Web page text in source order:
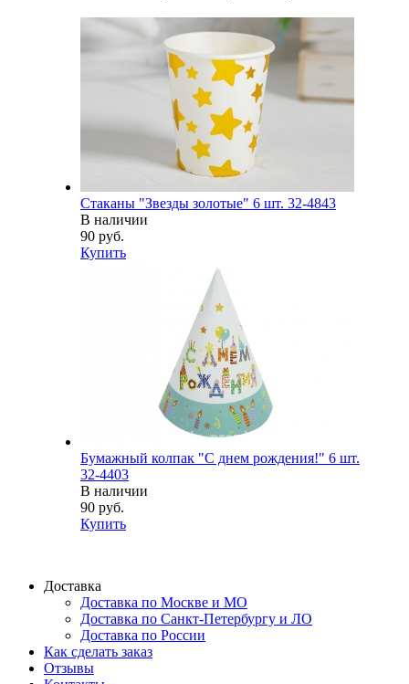
Стаканы "Звезды золотые" 6 шт. 32-4843
В наличии
90 руб.
Купить
Бумажный колпак "С днем рождения!" 6 шт.
32-4403
В наличии
90 руб.
Купить
Доставка
Доставка по Москве и МО
Доставка по Санкт-Петербургу и ЛО
Доставка по России
Как сделать заказ
Отзывы